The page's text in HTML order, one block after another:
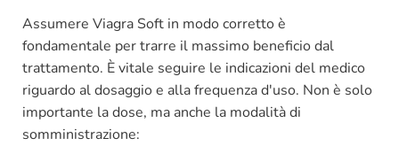
Assumere Viagra Soft in modo corretto è
fondamentale per trarre il massimo beneficio dal
trattamento. È vitale seguire le indicazioni del medico
riguardo al dosaggio e alla frequenza d'uso. Non è solo
importante la dose, ma anche la modalità di
somministrazione: